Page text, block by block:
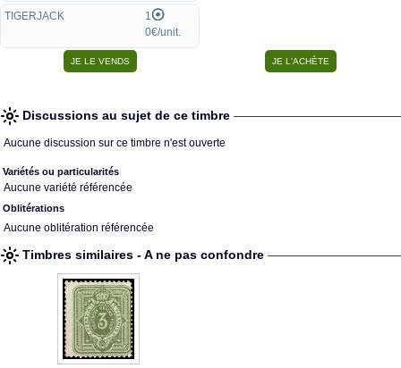
TIGERJACK
1
0€/unit.
Discussions au sujet de ce timbre
Aucune discussion sur ce timbre n'est ouverte
Variétés ou particularités
Aucune variété référencée
Oblitérations
Aucune oblitération référencée
Timbres similaires - A ne pas confondre